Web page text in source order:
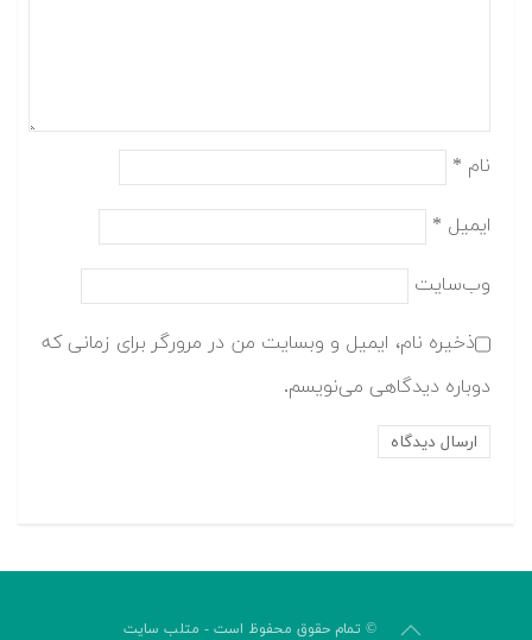
نام *
ایمیل *
وب‌سایت
ذخیره نام، ایمیل و وبسایت من در مرورگر برای زمانی که
دوباره دیدگاهی می‌نویسم.
© تمام حقوق محفوظ است - متلب سایت